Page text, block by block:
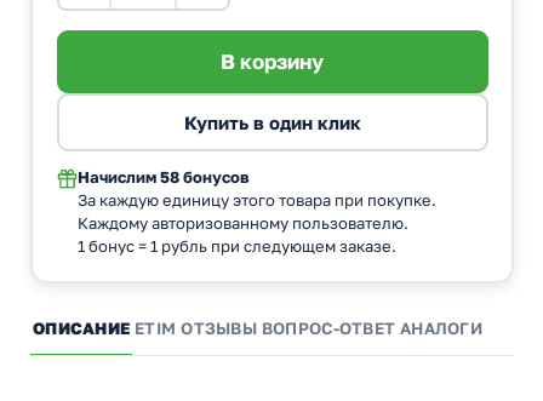
Начислим 58 бонусов
За каждую единицу этого товара при покупке.
Каждому авторизованному пользователю.
1 бонус = 1 рубль при следующем заказе.
ОПИСАНИЕ ETIM ОТЗЫВЫ ВОПРОС-ОТВЕТ АНАЛОГИ